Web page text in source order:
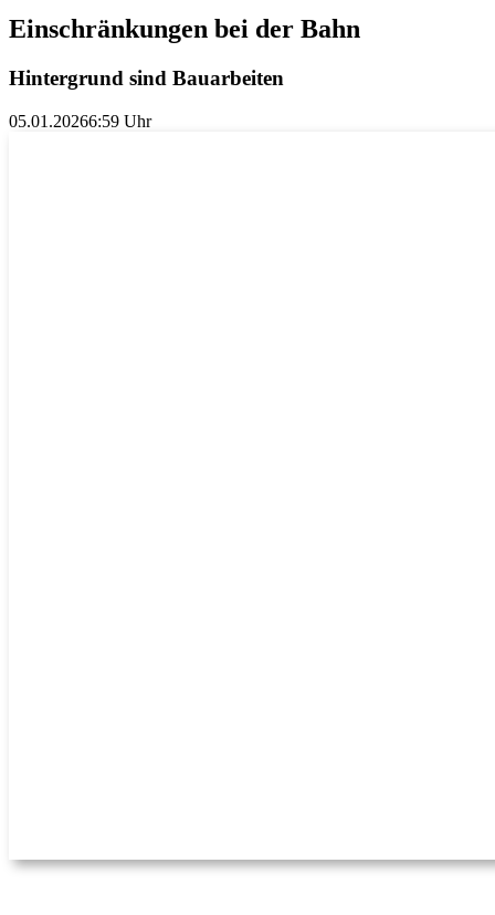
Einschränkungen bei der Bahn
Hintergrund sind Bauarbeiten
05.01.20266:59 Uhr